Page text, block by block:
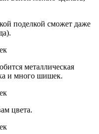
поделкой сможет даже
металлическая
и много шишек.
цвета.